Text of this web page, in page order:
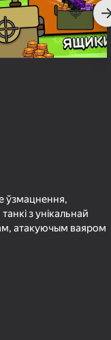
ўзмацнення,
з унікальнай
атакуючым ваяром